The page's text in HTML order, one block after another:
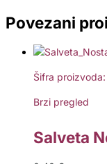
Povezani
Šifra
Brzi pregled
Salveta